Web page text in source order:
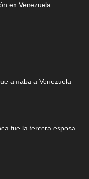
en Venezuela
amaba a Venezuela
fue la tercera esposa